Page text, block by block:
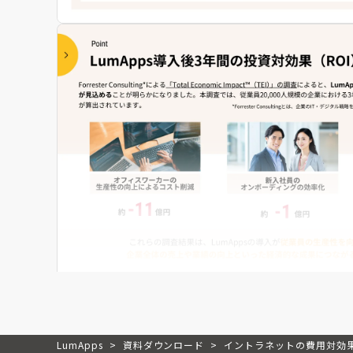
LumApps > 資料ダウンロード > イントラネットの費用対効